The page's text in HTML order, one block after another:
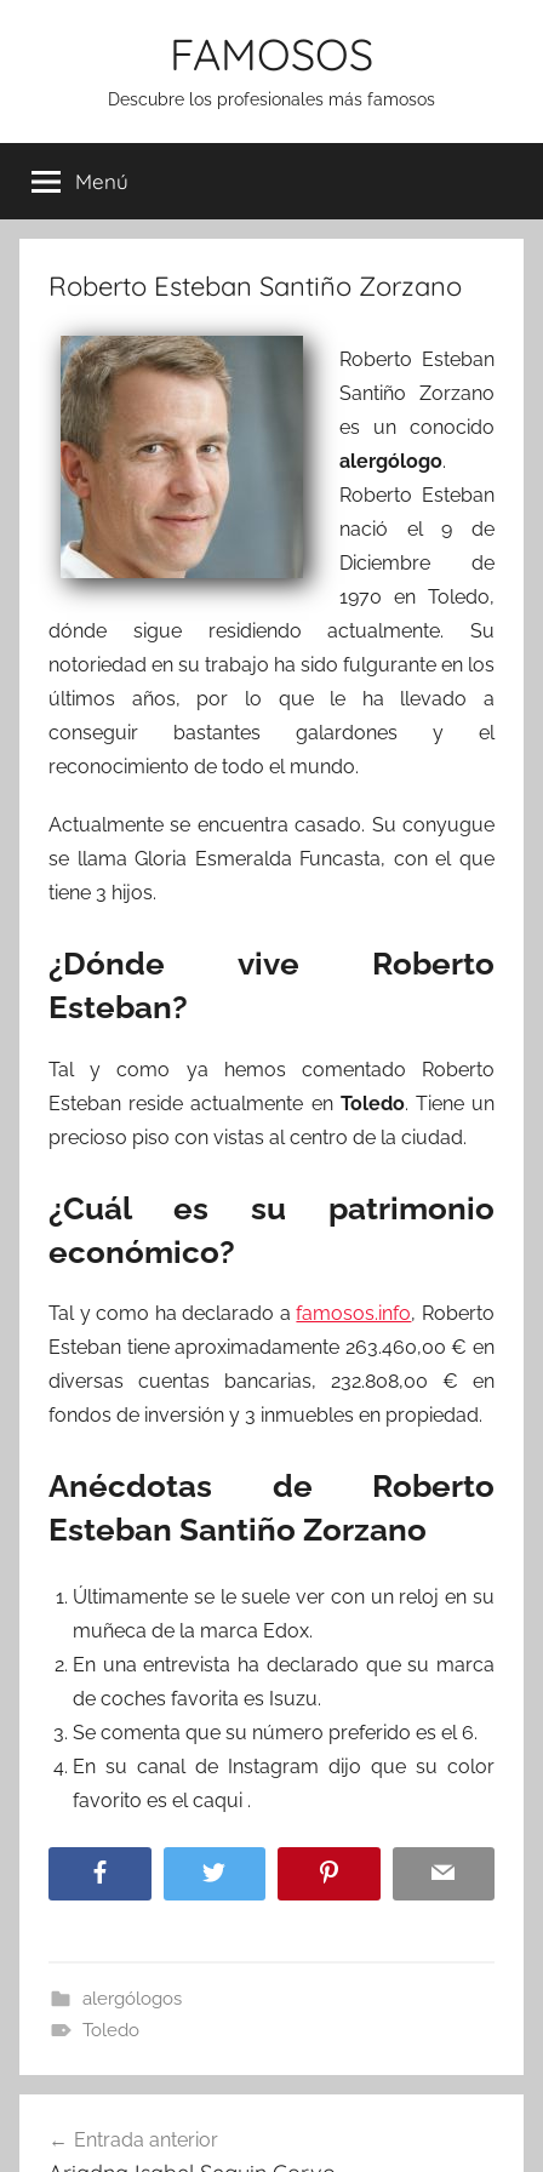
FAMOSOS
Descubre los profesionales más famosos
Menú
Roberto Esteban Santiño Zorzano
Roberto Esteban
Santiño Zorzano
es un conocido
alergólogo.
Roberto Esteban
nació el 9 de
Diciembre de
1970 en Toledo,
dónde sigue residiendo actualmente. Su
notoriedad en su trabajo ha sido fulgurante en los
últimos años, por lo que le ha llevado a
conseguir bastantes galardones y el
reconocimiento de todo el mundo.
Actualmente se encuentra casado. Su conyugue
se llama Gloria Esmeralda Funcasta, con el que
tiene 3 hijos.
¿Dónde vive Roberto
Esteban?
Tal y como ya hemos comentado Roberto
Esteban reside actualmente en Toledo. Tiene un
precioso piso con vistas al centro de la ciudad.
¿Cuál es su patrimonio
económico?
Tal y como ha declarado afamosos.info, Roberto
Esteban tiene aproximadamente 263.460,00 € en
diversas cuentas bancarias, 232.808,00 € en
fondos de inversión y 3 inmuebles en propiedad.
Anécdotas de Roberto
Esteban Santiño Zorzano
Últimamente se le suele ver con un reloj en su
muñeca de la marca Edox.
En una entrevista ha declarado que su marca
de coches favorita es Isuzu.
Se comenta que su número preferido es el 6.
En su canal de Instagram dijo que su color
favorito es el caqui .
alergólogos
Toledo
de
Entrada anterior